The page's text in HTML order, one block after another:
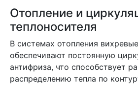
Отопление и
теплоносителя
В системах отопления
обеспечивают постоянную
антифриза, что способствует
распределению тепла по